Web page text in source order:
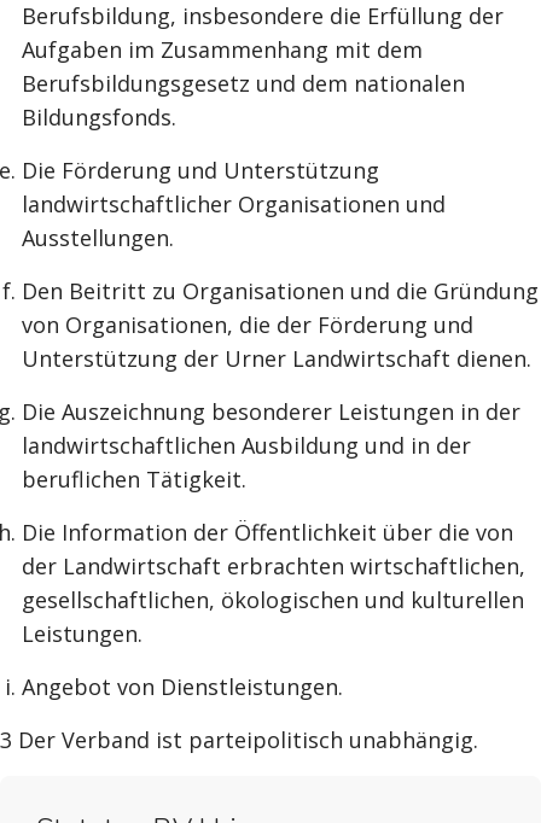
Berufsbildung, insbesondere die Erfüllung der
Aufgaben im Zusammenhang mit dem
Berufsbildungsgesetz und dem nationalen
Bildungsfonds.
Die Förderung und Unterstützung
landwirtschaftlicher Organisationen und
Ausstellungen.
Den Beitritt zu Organisationen und die Gründung
von Organisationen, die der Förderung und
Unterstützung der Urner Landwirtschaft dienen.
Die Auszeichnung besonderer Leistungen in der
landwirtschaftlichen Ausbildung und in der
beruflichen Tätigkeit.
Die Information der Öffentlichkeit über die von
der Landwirtschaft erbrachten wirtschaftlichen,
gesellschaftlichen, ökologischen und kulturellen
Leistungen.
Angebot von Dienstleistungen.
3 Der Verband ist parteipolitisch unabhängig.